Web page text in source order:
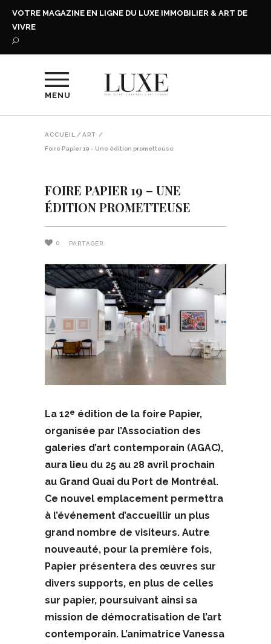
VOTRE MAGAZINE EN LIGNE DU LUXE IMMOBILIER & ART DE
VIVRE
MENU
ACCUEIL / ART /
Foire Papier 19 – Une édition prometteuse
FOIRE PAPIER 19 – UNE
ÉDITION PROMETTEUSE
0 PARTAGER
La 12e édition de la foire Papier,
organisée par l’Association des
galeries d’art contemporain (AGAC),
aura lieu du 25 au 28 avril prochain
au Grand Quai du Port de Montréal.
Ce nouvel emplacement permettra
à l’événement d’accueillir un plus
grand nombre de visiteurs. Autre
nouveauté, pour la première fois,
Papier présentera des œuvres sur
divers supports, en plus de celles
sur papier, poursuivant ainsi sa
mission de démocratisation de l’art
contemporain. L’animatrice Vanessa